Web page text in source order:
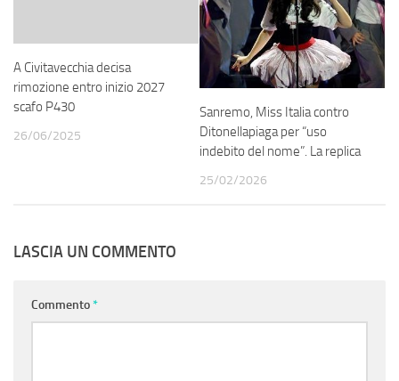
A Civitavecchia decisa
rimozione entro inizio 2027
scafo P430
26/06/2025
Sanremo, Miss Italia contro
Ditonellapiaga per “uso
indebito del nome”. La replica
25/02/2026
LASCIA UN COMMENTO
Commento*